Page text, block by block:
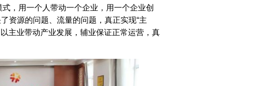
，用一个人带动一个企业，用一个企业创
资源的问题、流量的问题，真正实现“主
主业带动产业发展，辅业保证正常运营，真